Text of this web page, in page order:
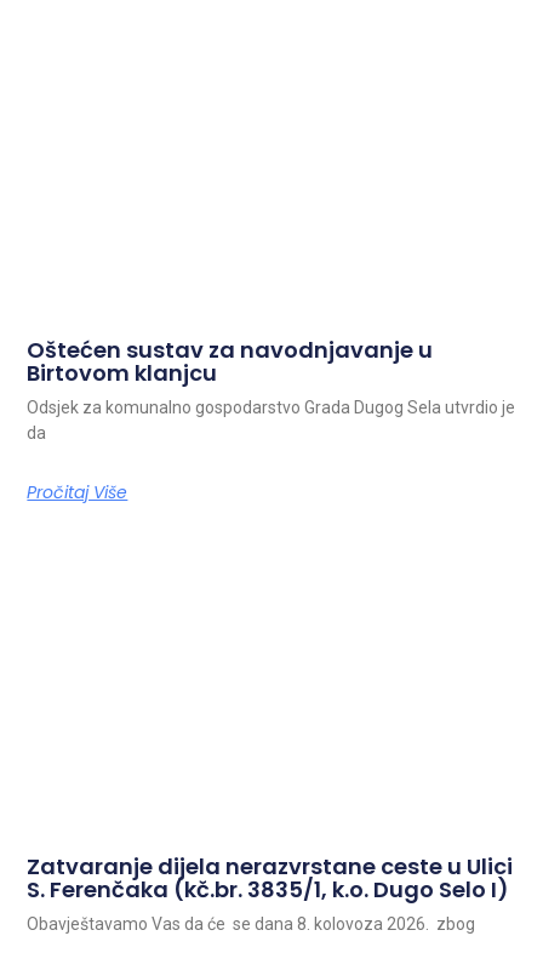
Oštećen sustav za navodnjavanje u
Birtovom klanjcu
Odsjek za komunalno gospodarstvo Grada Dugog Sela utvrdio je
da
Pročitaj Više
Zatvaranje dijela nerazvrstane ceste u Ulici
S. Ferenčaka (kč.br. 3835/1, k.o. Dugo Selo I)
Obavještavamo Vas da će se dana 8. kolovoza 2026. zbog